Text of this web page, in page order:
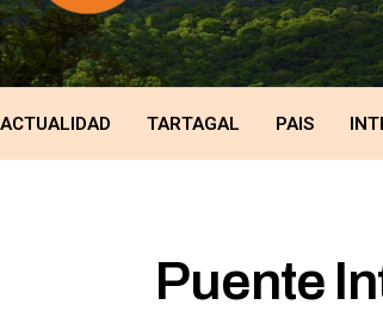
ACTUALIDAD TARTAGAL PAIS
Puente